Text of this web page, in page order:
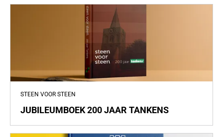
STEEN VOOR STEEN
JUBILEUMBOEK 200 JAAR TANKENS